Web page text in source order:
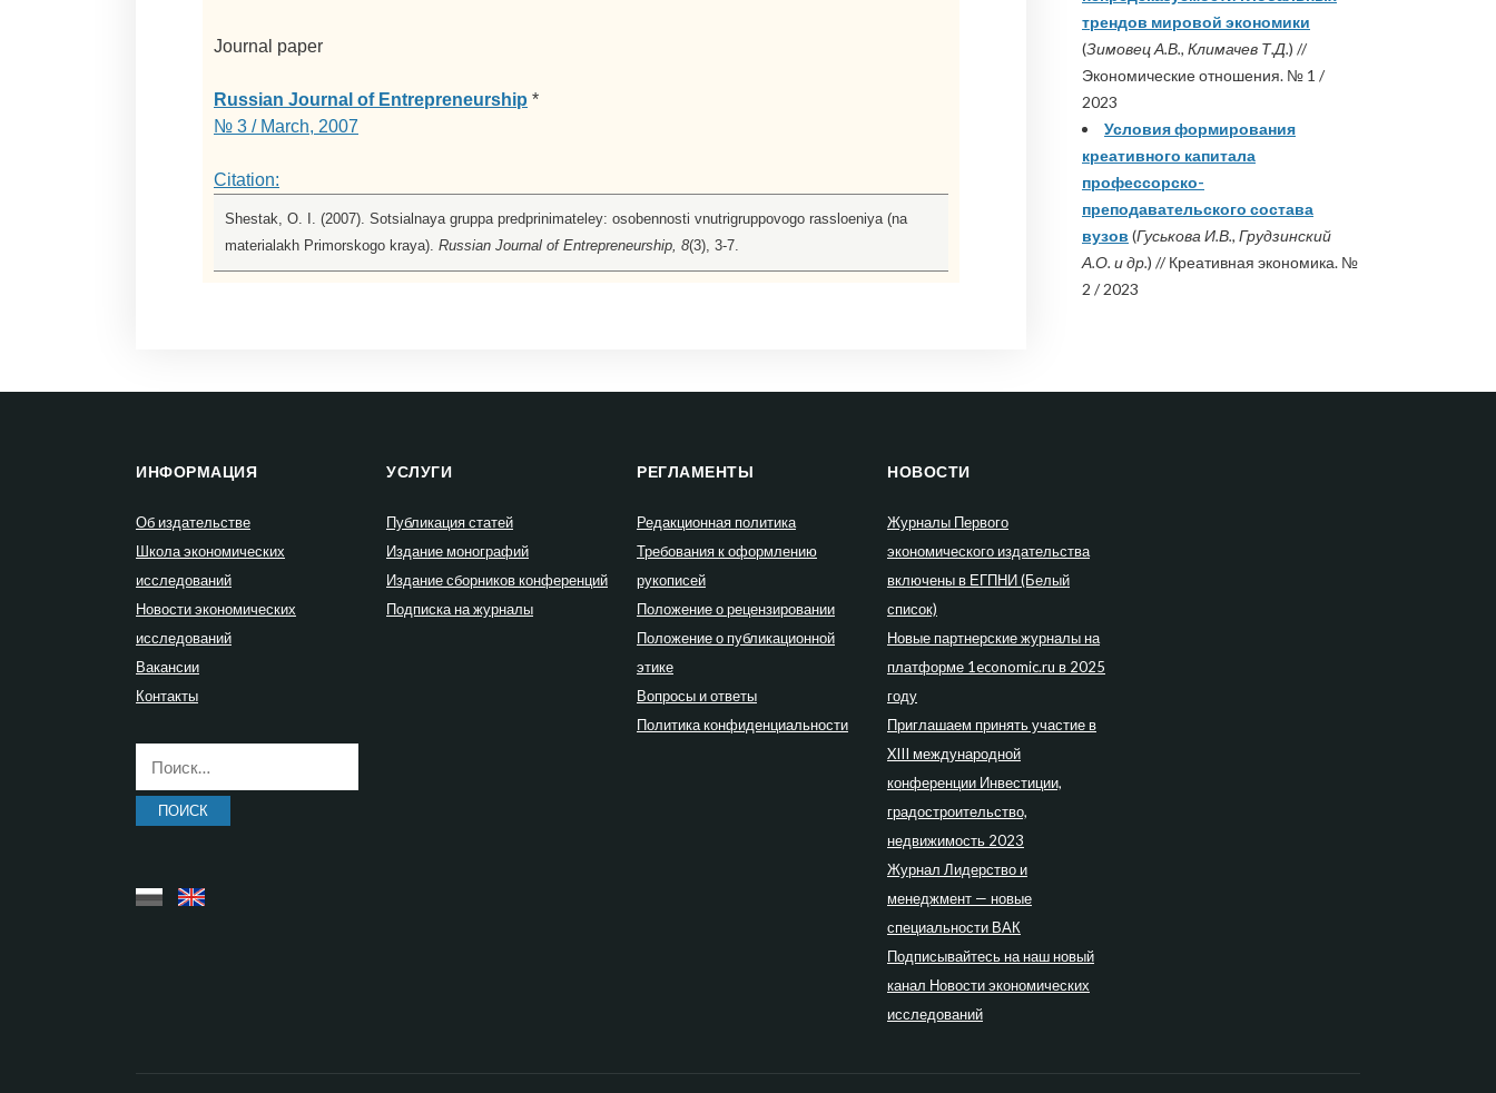
Journal paper
Russian Journal of Entrepreneurship *
№ 3 / March, 2007
Citation:
Shestak, O. I. (2007). Sotsialnaya gruppa predprinimateley: osobennosti vnutrigruppovogo rassloeniya (na
materialakh Primorskogo kraya). Russian Journal of Entrepreneurship, 8(3), 3-7.
трендов мировой экономики
(Зимовец А.В., Климачев Т.Д.) //
Экономические отношения. № 1 /
2023
Условия формирования
креативного капитала
профессорско-
преподавательского состава
вузов (Гуськова И.В., Грудзинский
А.О. и др.) // Креативная экономика. №
2 / 2023
ИНФОРМАЦИЯ
Об издательстве
Школа экономических
исследований
Новости экономических
исследований
Вакансии
Контакты
УСЛУГИ
Публикация статей
Издание монографий
Издание сборников конференций
Подписка на журналы
РЕГЛАМЕНТЫ
Редакционная политика
Требования к оформлению
рукописей
Положение о рецензировании
Положение о публикационной
этике
Вопросы и ответы
Политика конфиденциальности
НОВОСТИ
Журналы Первого
экономического издательства
включены в ЕГПНИ (Белый
список)
Новые партнерские журналы на
платформе 1economic.ru в 2025
году
Приглашаем принять участие в
XIII международной
конференции Инвестиции,
градостроительство,
недвижимость 2023
Журнал Лидерство и
менеджмент — новые
специальности ВАК
Подписывайтесь на наш новый
канал Новости экономических
исследований